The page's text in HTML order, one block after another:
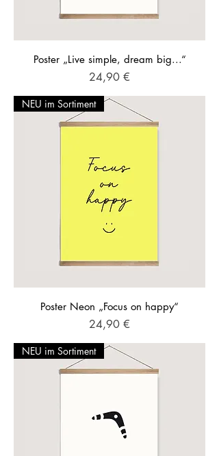
Poster „Live simple, dream big...“
Preis
24,90 €
NEU im Sortiment
Poster Neon „Focus on happy“
Preis
24,90 €
NEU im Sortiment